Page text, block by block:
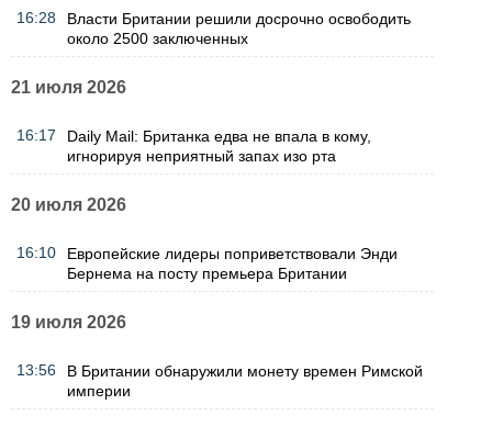
16:28
Власти Британии решили досрочно освободить
около 2500 заключенных
21 июля 2026
16:17
Daily Mail: Британка едва не впала в кому,
игнорируя неприятный запах изо рта
20 июля 2026
16:10
Европейские лидеры поприветствовали Энди
Бернема на посту премьера Британии
19 июля 2026
13:56
В Британии обнаружили монету времен Римской
империи